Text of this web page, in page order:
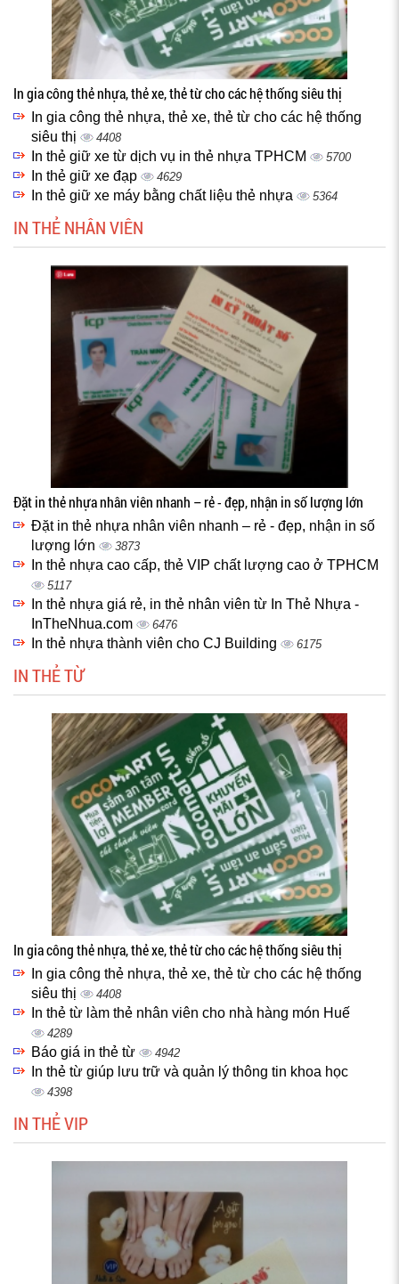
In gia công thẻ nhựa, thẻ xe, thẻ từ cho các hệ thống siêu thị
In gia công thẻ nhựa, thẻ xe, thẻ từ cho các hệ thống
siêu thị
4408
In thẻ giữ xe từ dịch vụ in thẻ nhựa TPHCM 5700
In thẻ giữ xe đạp 4629
In thẻ giữ xe máy bằng chất liệu thẻ nhựa 5364
IN THẺ NHÂN VIÊN
Đặt in thẻ nhựa nhân viên nhanh – rẻ - đẹp, nhận in số lượng lớn
Đặt in thẻ nhựa nhân viên nhanh – rẻ - đẹp, nhận in số
lượng lớn
3873
In thẻ nhựa cao cấp, thẻ VIP chất lượng cao ở TPHCM
5117
In thẻ nhựa giá rẻ, in thẻ nhân viên từ In Thẻ Nhựa -
InTheNhua.com
6476
In thẻ nhựa thành viên cho CJ Building 6175
IN THẺ TỪ
In gia công thẻ nhựa, thẻ xe, thẻ từ cho các hệ thống siêu thị
In gia công thẻ nhựa, thẻ xe, thẻ từ cho các hệ thống
siêu thị
4408
In thẻ từ làm thẻ nhân viên cho nhà hàng món Huế
4289
Báo giá in thẻ từ 4942
In thẻ từ giúp lưu trữ và quản lý thông tin khoa học
4398
IN THẺ VIP